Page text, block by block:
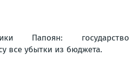
Папоян: государство
все убытки из бюджета.